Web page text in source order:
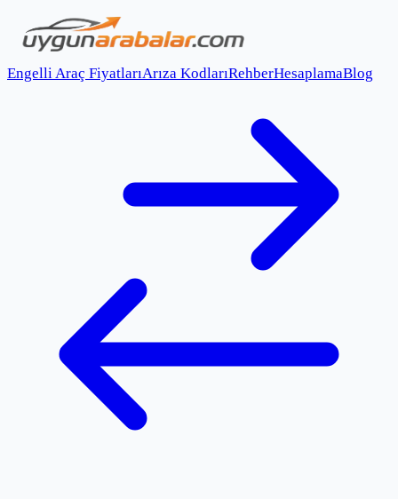
Engelli Araç FiyatlarıArıza KodlarıRehberHesaplamaBlog